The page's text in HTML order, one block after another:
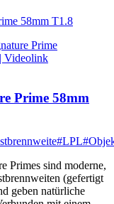
58mm T1.8
Prime 58mm
#LPL
Primes sind moderne,
(gefertigt
geben natürliche